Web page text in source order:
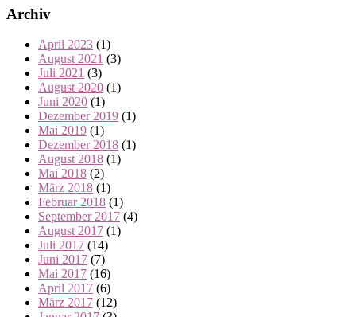
Archiv
April 2023 (1)
August 2021 (3)
Juli 2021 (3)
August 2020 (1)
Juni 2020 (1)
Dezember 2019 (1)
Mai 2019 (1)
Dezember 2018 (1)
August 2018 (1)
Mai 2018 (2)
März 2018 (1)
Februar 2018 (1)
September 2017 (4)
August 2017 (1)
Juli 2017 (14)
Juni 2017 (7)
Mai 2017 (16)
April 2017 (6)
März 2017 (12)